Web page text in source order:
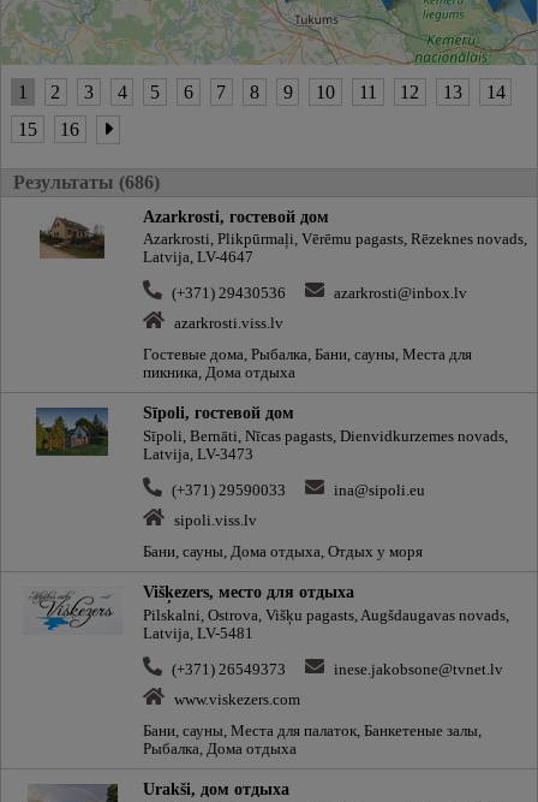
1 2 3 4 5 6 7 8 9 10 11 12 13
14
15
16
Результаты (686)
Azarkrosti, гостевой дом
Azarkrosti, Plikpūrmaļi, Vērēmu pagasts, Rēzeknes novads,
Latvija, LV-4647
(+371) 29430536
azarkrosti@inbox.lv
azarkrosti.viss.lv
Гостевые дома, Рыбалка, Бани, сауны, Места для
пикника, Дома отдыха
Sīpoli, гостевой дом
Sīpoli, Bernāti, Nīcas pagasts, Dienvidkurzemes novads,
Latvija, LV-3473
(+371) 29590033
ina@sipoli.eu
sipoli.viss.lv
Бани, сауны, Дома отдыха, Отдых у моря
Višķezers, место для отдыха
Pilskalni, Ostrova, Višķu pagasts, Augšdaugavas novads,
Latvija, LV-5481
(+371) 26549373
inese.jakobsone@tvnet.lv
www.viskezers.com
Бани, сауны, Места для палаток, Банкетeные залы,
Рыбалка, Дома отдыха
Urakši, дом отдыха